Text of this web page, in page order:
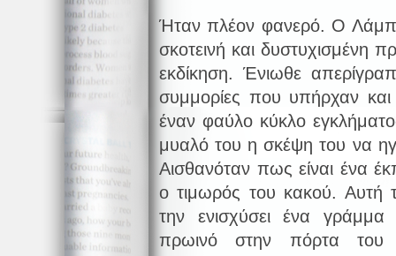
Ήταν πλέον φανερό. Ο
σκοτεινή και δυστυχισμένη
εκδίκηση. Ένιωθε
συμμορίες που υπήρχαν
έναν φαύλο κύκλο
μυαλό του η σκέψη του να
Αισθανόταν πως είναι ένα
ο τιμωρός του κακού.
την ενισχύσει ένα
πρωινό στην πόρτα του